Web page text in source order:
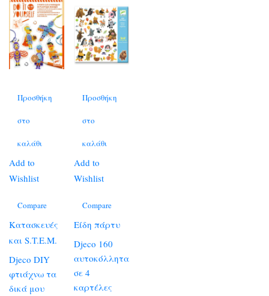
Προσθήκη
στο
καλάθι
Add to
Wishlist
Compare
Κατασκευές
και S.T.E.M.
Djeco DIY
φτιάχνω τα
δικά μου
Προσθήκη
στο
καλάθι
Add to
Wishlist
Compare
Είδη πάρτυ
Djeco 160
αυτοκόλλητα
σε 4
καρτέλες